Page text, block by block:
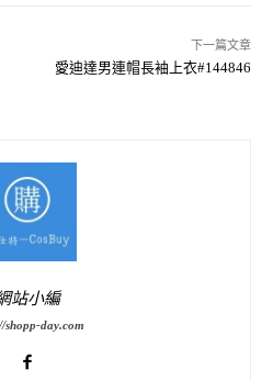
下一篇文章
愛迪達男連帽長袖上衣#144846
站小編
shopp-day.com